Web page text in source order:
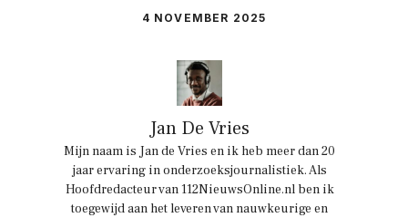
4 NOVEMBER 2025
Jan De Vries
Mijn naam is Jan de Vries en ik heb meer dan 20
jaar ervaring in onderzoeksjournalistiek. Als
Hoofdredacteur van 112NieuwsOnline.nl ben ik
toegewijd aan het leveren van nauwkeurige en